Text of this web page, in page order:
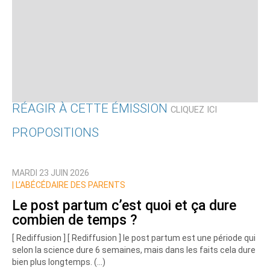
RÉAGIR À CETTE ÉMISSION CLIQUEZ ICI
Nom
PROPOSITIONS
MARDI 23 JUIN 2026
L’ABÉCÉDAIRE DES PARENTS
Le post partum c’est quoi et ça dure
combien de temps ?
[ Rediffusion ] [ Rediffusion ] le post partum est une période qui
selon la science dure 6 semaines, mais dans les faits cela dure
bien plus longtemps. (…)